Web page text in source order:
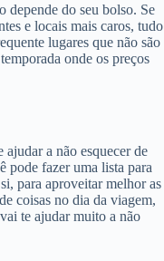
depende do seu bolso. Se
e locais mais caros, tudo
lugares que não são
onde os preços
a não esquecer de
pode fazer uma lista para
para aproveitar melhor as
coisas no dia da viagem,
te ajudar muito a não